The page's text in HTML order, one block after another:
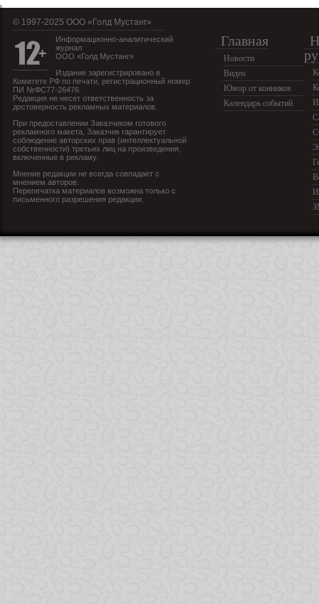
© 1997-2025 OOO «Голд Мустанг»
Информационно-аналитический
журнал
ООО «Голд Мустанг»
Издание зарегистрировано в
Комитете РФ по печати, регистрационный номер
ПИ №ФС77-26476.
Редакция не несет ответственность за
достоверность рекламных материалов.
При предоставлении Заказчиком готового
рекламного макета, Заказчик гарантирует
соблюдение авторских прав (интеллектуальной
собственности) третьих лиц на произведения,
включенные в рекламу.
Мнение редакции не всегда совпадает с
мнением авторов.
Перепечатка материалов возможна только с
письменного разрешения редакции.
Главная
Новости
Видео
Юмор от конников
Календарь событий